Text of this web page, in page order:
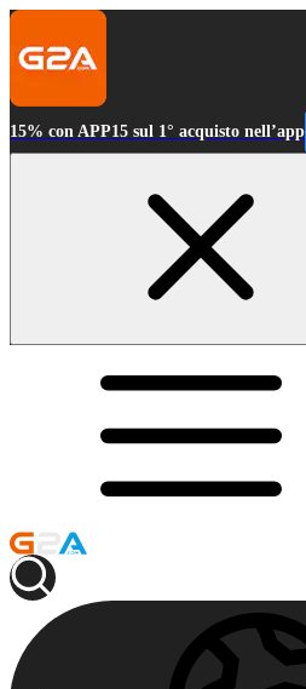
15% con APP15 sul 1° acquisto nell’app